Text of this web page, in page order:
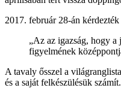
2017. február 28-án
„Az az igazság, hogy a
figyelmének
A tavaly ősszel a
és a saját felkészülésük